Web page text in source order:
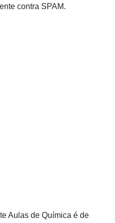
contra SPAM.
Aulas de Química é de